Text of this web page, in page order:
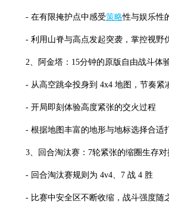
- 在有限掩护点中感受策略性与娱乐性
- 利用山脊与高点发起突袭，掌控视野
2、阿金塔：15分钟的原版自由战斗体
- 从高空跳伞投身到 4x4 地图，节奏紧
- 开局即刻体验高度紧张的交火过程
- 根据地图丰富的地形与地标选择合适
3、回合淘汰赛：7轮紧张的缩圈生存对
- 回合淘汰赛规则为 4v4、7 战 4 胜
- 比赛中安全区不断收缩，战斗强度随